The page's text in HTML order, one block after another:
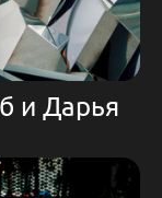
и Дарья